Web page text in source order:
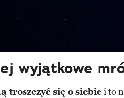
wyjątkowe
troszczyć się o siebie i to